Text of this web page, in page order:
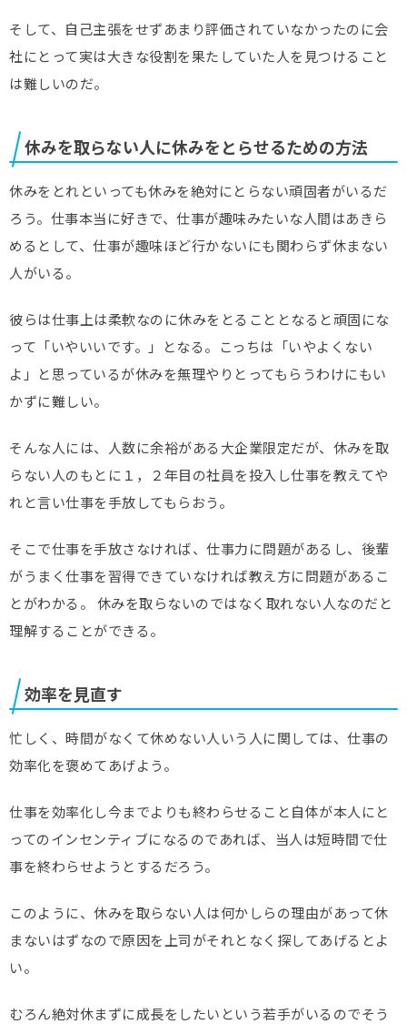
そして、自己主張をせずあまり評価されていなかったのに会
社にとって実は大きな役割を果たしていた人を見つけること
は難しいのだ。
休みを取らない人に休みをとらせるための方法
休みをとれといっても休みを絶対にとらない頑固者がいるだ
ろう。仕事本当に好きで、仕事が趣味みたいな人間はあきら
めるとして、仕事が趣味ほど行かないにも関わらず休まない
人がいる。
彼らは仕事上は柔軟なのに休みをとることとなると頑固にな
って「いやいいです。」となる。こっちは「いやよくない
よ」と思っているが休みを無理やりとってもらうわけにもい
かずに難しい。
そんな人には、人数に余裕がある大企業限定だが、休みを取
らない人のもとに１，２年目の社員を投入し仕事を教えてや
れと言い仕事を手放してもらおう。
そこで仕事を手放さなければ、仕事力に問題があるし、後輩
がうまく仕事を習得できていなければ教え方に問題があるこ
とがわかる。 休みを取らないのではなく取れない人なのだと
理解することができる。
効率を見直す
忙しく、時間がなくて休めない人いう人に関しては、仕事の
効率化を褒めてあげよう。
仕事を効率化し今までよりも終わらせること自体が本人にと
ってのインセンティブになるのであれば、当人は短時間で仕
事を終わらせようとするだろう。
このように、休みを取らない人は何かしらの理由があって休
まないはずなので原因を上司がそれとなく探してあげるとよ
い。
むろん絶対休まずに成長をしたいという若手がいるのでそう